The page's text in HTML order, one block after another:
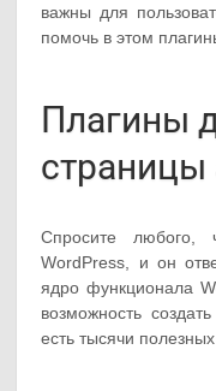
важны для
помочь в этом
Плагины
страницы
Спросите
WordPress, и он
ядро функционала
возможность
есть тысячи полезных